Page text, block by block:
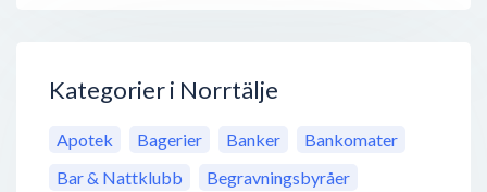
Kategorier i Norrtälje
Apotek Bagerier Banker
Bankomater
Bar & Nattklubb
Begravningsbyråer